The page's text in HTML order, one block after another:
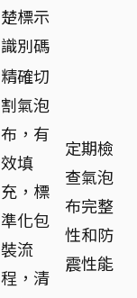
楚標示
識別碼
精確切
割氣泡
布，有
效填
充，標
準化包
裝流
程，清
定期檢
查氣泡
布完整
性和防
震性能